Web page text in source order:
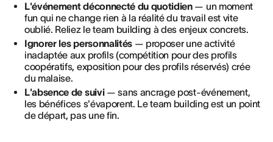
L'événement déconnecté du quotidien— un moment
fun qui ne change rien à la réalité du travail est vite
oublié. Reliez le team building à des enjeux concrets.
Ignorer les personnalités — proposer une activité
inadaptée aux profils (compétition pour des profils
coopératifs, exposition pour des profils réservés) crée
du malaise.
L'absence de suivi— sans ancrage post-événement,
les bénéfices s'évaporent. Le team building est un point
de départ, pas une fin.